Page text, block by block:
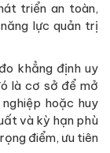
triển an toàn,
lực quản trị
khẳng định uy
là cơ sở để mở
hoặc huy
và kỳ hạn phù
điểm, ưu tiên